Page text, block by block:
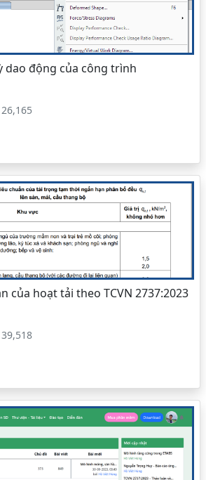
dao động của công trình
26,165
của hoạt tải theo TCVN 2737:2023
39,518